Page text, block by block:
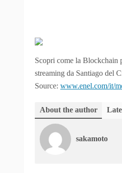
Scopri come la Blockchain
streaming da Santiago del
Source: www.enel.com/it/
About the author
sakamoto